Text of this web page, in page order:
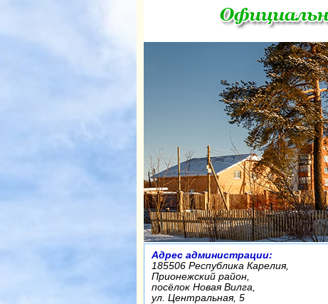
Адрес администрации:
185506 Республика Карелия,
Прионежский район,
посёлок Новая Вилга,
ул. Центральная, 5